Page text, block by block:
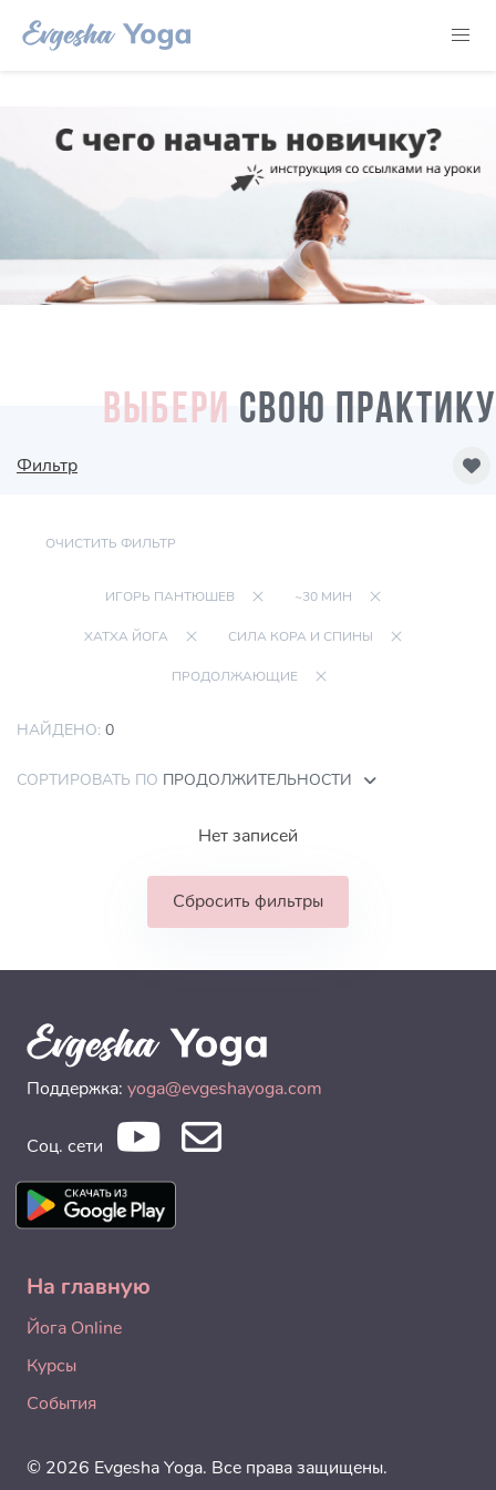
ВЫБЕРИ СВОЮ ПРАКТИКУ
Фильтр
ОЧИСТИТЬ ФИЛЬТР
ИГОРЬ ПАНТЮШЕВ ~30 МИН
ХАТХА ЙОГА СИЛА КОРА И СПИНЫ
ПРОДОЛЖАЮЩИЕ
НАЙДЕНО: 0
СОРТИРОВАТЬ ПО ПРОДОЛЖИТЕЛЬНОСТИ
Нет записей
Сбросить фильтры
Поддержка: yoga@evgeshayoga.com
Соц. сети
На главную
Йога Online
Курсы
События
© 2026 Evgesha Yoga. Все права защищены.